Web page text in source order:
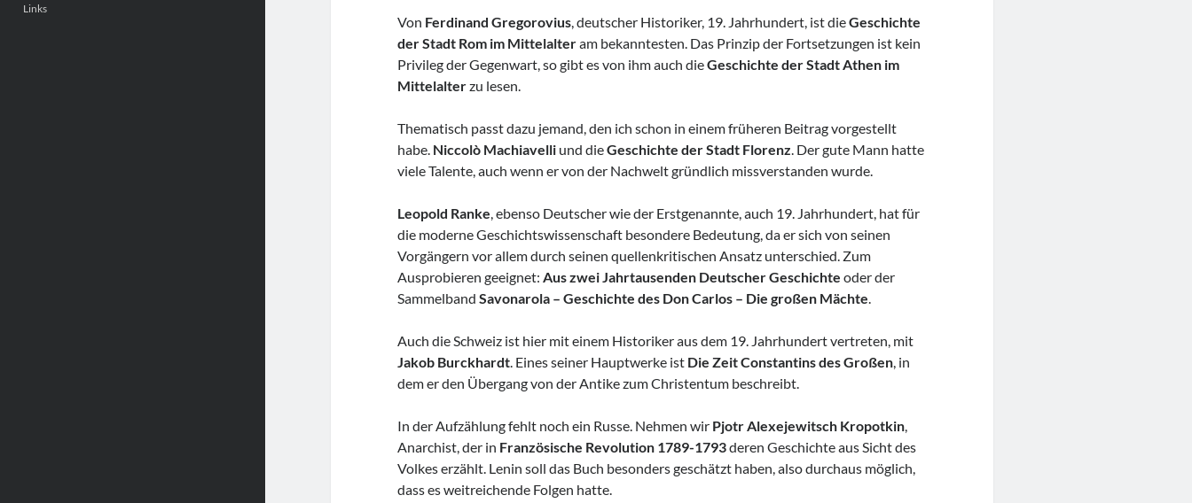
Links
Von Ferdinand Gregorovius, deutscher Historiker, 19. Jahrhundert, ist dieGeschichte
der Stadt Rom im Mittelalteram bekanntesten. Das Prinzip der Fortsetzungen ist kein
Privileg der Gegenwart, so gibt es von ihm auch dieGeschichte der Stadt Athen im
Mittelalterzu lesen.
Thematisch passt dazu jemand, den ich schon in einem früheren Beitrag vorgestellt
habe. Niccolò Machiavelli und dieGeschichte der Stadt Florenz. Der gute Mann hatte
viele Talente, auch wenn er von der Nachwelt gründlich missverstanden wurde.
Leopold Ranke, ebenso Deutscher wie der Erstgenannte, auch 19. Jahrhundert, hat für
die moderne Geschichtswissenschaft besondere Bedeutung, da er sich von seinen
Vorgängern vor allem durch seinen quellenkritischen Ansatz unterschied. Zum
Ausprobieren geeignet:Aus zwei Jahrtausenden Deutscher Geschichte oder der
SammelbandSavonarola – Geschichte des Don Carlos – Die großen Mächte.
Auch die Schweiz ist hier mit einem Historiker aus dem 19. Jahrhundert vertreten, mit
Jakob Burckhardt. Eines seiner Hauptwerke ist Die Zeit Constantins des Großen, in
dem er den Übergang von der Antike zum Christentum beschreibt.
In der Aufzählung fehlt noch ein Russe. Nehmen wir Pjotr Alexejewitsch Kropotkin,
Anarchist, der in Französische Revolution 1789-1793deren Geschichte aus Sicht des
Volkes erzählt. Lenin soll das Buch besonders geschätzt haben, also durchaus möglich,
dass es weitreichende Folgen hatte.